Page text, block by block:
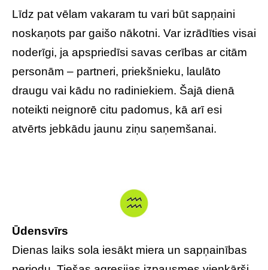
Līdz pat vēlam vakaram tu vari būt sapņaini
noskaņots par gaišo nākotni. Var izrādīties visai
noderīgi, ja apspriedīsi savas cerības ar citām
personām – partneri, priekšnieku, laulāto
draugu vai kādu no radiniekiem. Šajā dienā
noteikti neignorē citu padomus, kā arī esi
atvērts jebkādu jaunu ziņu saņemšanai.
Ūdensvīrs
Dienas laiks sola iesākt miera un sapņainības